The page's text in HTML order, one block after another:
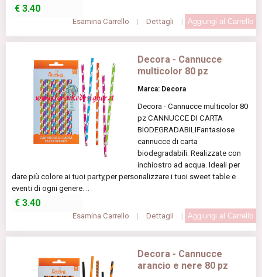
€ 3.40
Esamina Carrello | Dettagli |
Decora - Cannucce
multicolor 80 pz
Marca: Decora
Decora - Cannucce multicolor 80
pz CANNUCCE DI CARTA
BIODEGRADABILIFantasiose
cannucce di carta
biodegradabili. Realizzate con
inchiostro ad acqua. Ideali per
dare più colore ai tuoi party,per personalizzare i tuoi sweet table e
eventi di ogni genere. ..
€ 3.40
Esamina Carrello | Dettagli |
Decora - Cannucce
arancio e nere 80 pz